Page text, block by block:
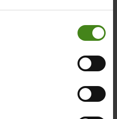
selv forstår det!